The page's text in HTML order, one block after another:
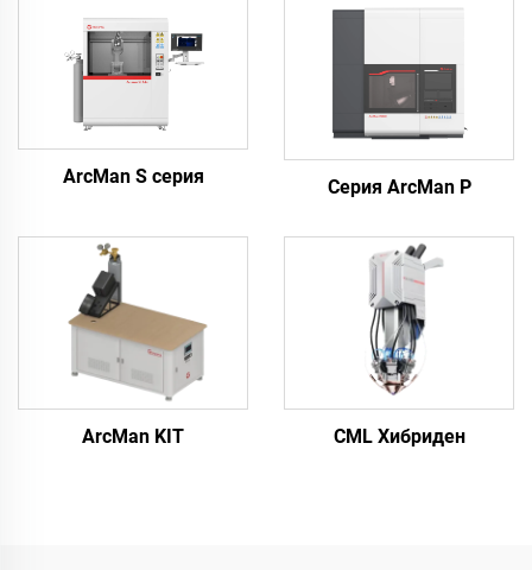
ArcMan S серия Серия ArcMan P
ArcMan KIT CML Хибриден